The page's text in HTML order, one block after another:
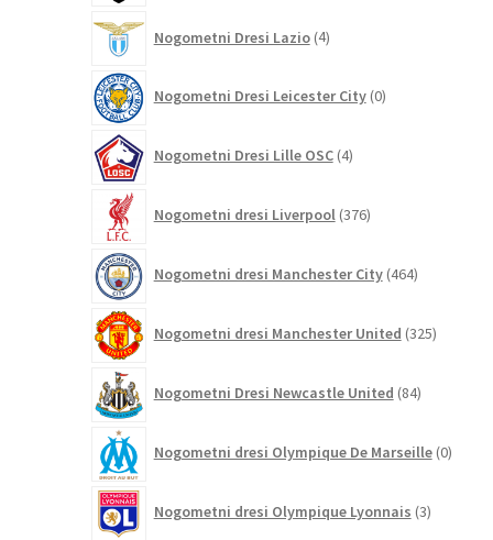
Nogometni Dresi Lazio 4izdelki
Nogometni Dresi Leicester City 0izdelkov
Nogometni Dresi Lille OSC 4izdelki
Nogometni dresi Liverpool 376izdelkov
Nogometni dresi Manchester City 464izdelkov
Nogometni dresi Manchester United 325izdelkov
Nogometni Dresi Newcastle United 84izdelkov
Nogometni dresi Olympique De Marseille 0
Nogometni dresi Olympique Lyonnais 3izdelki